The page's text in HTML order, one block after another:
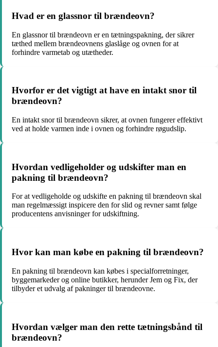
Hvad er en glassnor til brændeovn?
En glassnor til brændeovn er en tætningspakning, der sikrer
tæthed mellem brændeovnens glaslåge og ovnen for at
forhindre varmetab og utætheder.
Hvorfor er det vigtigt at have en intakt snor til
brændeovn?
En intakt snor til brændeovn sikrer, at ovnen fungerer effektivt
ved at holde varmen inde i ovnen og forhindre røgudslip.
Hvordan vedligeholder og udskifter man en
pakning til brændeovn?
For at vedligeholde og udskifte en pakning til brændeovn skal
man regelmæssigt inspicere den for slid og revner samt følge
producentens anvisninger for udskiftning.
Hvor kan man købe en pakning til brændeovn?
En pakning til brændeovn kan købes i specialforretninger,
byggemarkeder og online butikker, herunder Jem og Fix, der
tilbyder et udvalg af pakninger til brændeovne.
Hvordan vælger man den rette tætningsbånd til
brændeovn?